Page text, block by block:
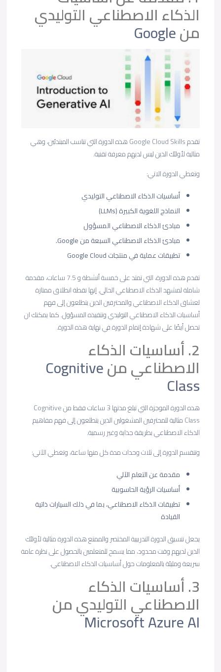
الذكاء الاصطناعي التوليدي
منGoogle
تقدم Google Cloud Skills هذه الدورة التي تناسب المبتدئين، وهي
مثالية لأولئك الذين ليس لديهم معرفة تقنية.
وتغطي الدورة الاتي:
أساسيات الذكاء الاصطناعي التوليدي
النماذج اللغوية الكبيرة (LLMs)
مبادئ الذكاء الاصطناعي المسؤول
مبادئ الذكاء الاصطناعي السبعة من Google.
تطبيقات عملية في منتجات Google Cloud
تقدم هذه الدورة، التي تمتد على خمسة أنشطة و 7.5 ساعات، مقدمة
شاملة لمشهد الذكاء الاصطناعي الحالي. إنها نقطة انطلاق ممتازة
لعشاق الذكاء الاصطناعي والمحترفين الذين يتطلعون إلى فهم
أساسيات الذكاء الاصطناعي التوليدي وتنفيذه المسؤول. كما يمكنك ان
تحصل أيضًا على شهادة إتمام الدورة في نهاية هذه الدورة.
2. أساسيات الذكاء
الاصطناعي منCognitive
Class
هذه الدورة الموجزة التي تبلغ مدتها 3 ساعات فقط من Cognitive
Class مثالية للمحترفين المشغولين الذين يتطلعون إلى فهم مفاهيم
الذكاء الاصطناعي بطريقة جذابة وغير رسمية.
وتنقسم الدورة إلى ثلاث وحدات مدة كل منها ساعة، وتغطي الآتي:
مقدمة عن التعلم الآلي
أساسيات الرؤية الحاسوبية
تطبيقات الذكاء الاصطناعي، بما في ذلك السيارات ذاتية
القيادة
يجعل تنسيق الدورة التدريبية المختصر والممتع هذه الدورة مثالية لأولئك
الذين لديهم وقت محدود، مما يسمح للمتعلمين بالحصول على نظرة عامة
سريعة ومليئة بالمعلومات حول أساسيات الذكاء الاصطناعي.
3. أساسيات الذكاء
الاصطناعي التوليدي من
Microsoft Azure AI